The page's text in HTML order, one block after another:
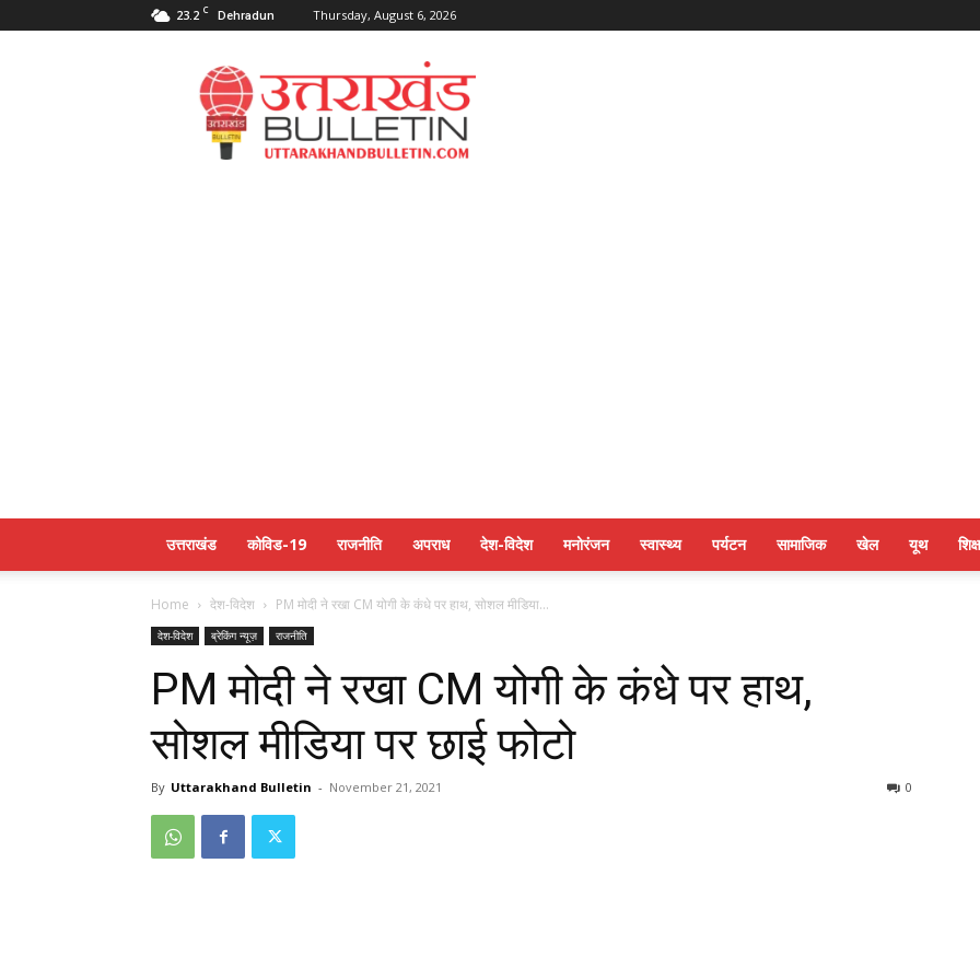
23.2 C Dehradun Thursday, August 6, 2026
Uttarakahnd
Bulletin
उत्तराखंड कोविड-19 राजनीति अपराध देश-विदेश मनोरंजन स्वास्थ्य पर्यटन सामाजिक खेल यूथ
Home देश-विदेश PM मोदी ने रखा CM योगी के कंधे पर हाथ, सोशल मीडिया...
देश-विदेश ब्रेकिंग न्यूज़ राजनीति
PM मोदी ने रखा CM योगी के कंधे पर हाथ,
सोशल मीडिया पर छाई फोटो
By Uttarakhand Bulletin - November 21, 2021 0